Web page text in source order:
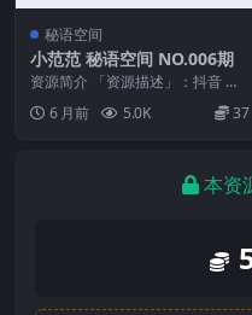
秘语空间
小范范 秘语空间 NO.006期
资源简介 「资源描述」：抖音 小
范范 秘语空间 NO.006期 【3P6
V】 「...
6 月前 5.0K 37
本资